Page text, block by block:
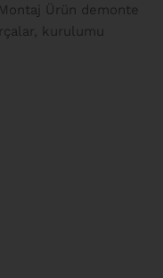
Ürün demonte
kurulumu